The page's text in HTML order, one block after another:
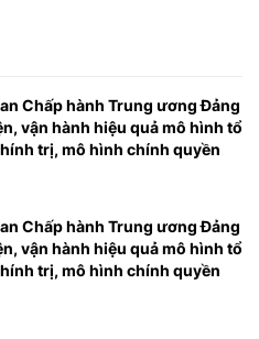
Chấp hành Trung ương Đảng
vận hành hiệu quả mô hình tổ
trị, mô hình chính quyền
Chấp hành Trung ương Đảng
vận hành hiệu quả mô hình tổ
trị, mô hình chính quyền